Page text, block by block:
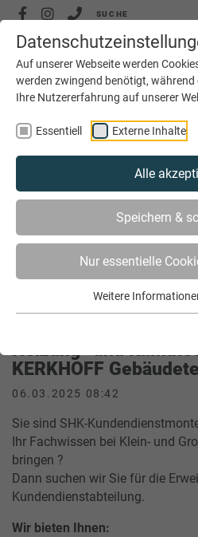
Auf unserer Webseite werden
werden zwingend benötigt, während
Ihre Nutzererfahrung auf unserer
Essentiell Externe Inhalte
Alle
Speichern &
Nur essentielle
Weitere
SUCHE
SERVICE
KUNDENDIENSTMONTEUR
KLIMATECHNIK (M/W/D) |
Heizung- und
KERKHOFF
06.03.2025 08:42
Sie sind SHK-
Ihr Fachwissen bei Klein- und
bringen ?
Dann suchen wir Sie für die
Kundendienstabteilung.
Wir bieten Ihnen: